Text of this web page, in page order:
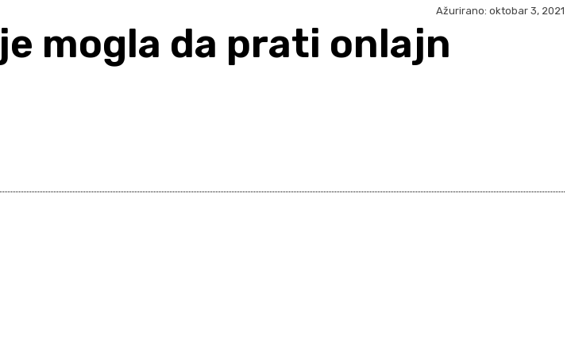
Ažurirano: oktobar 3, 2021
mogla da prati onlajn